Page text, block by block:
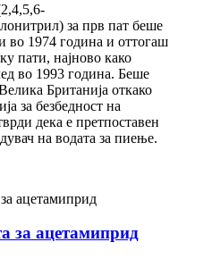
за прв пат беше
во 1974 година и оттогаш
пати, најново како
во 1993 година. Беше
Британија откако
за безбедност на
дека е претпоставен
на водата за пиење.
за ацетамиприд